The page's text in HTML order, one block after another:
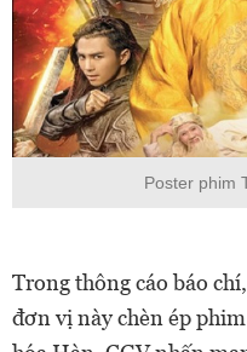
Poster phim
Trong thông cáo báo
đơn vị này chèn ép